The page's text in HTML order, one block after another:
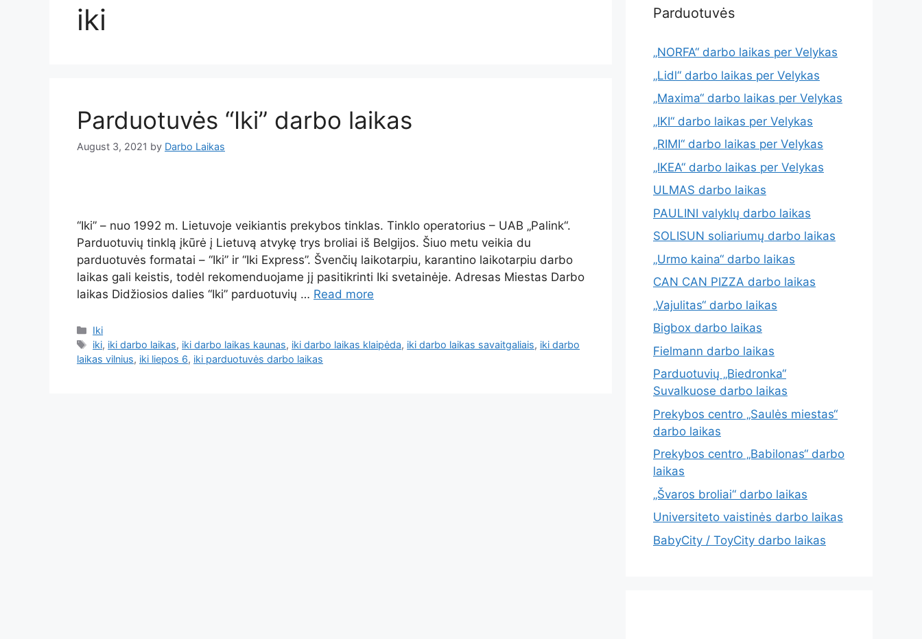
iki
Parduotuvės “Iki” darbo laikas
August 3, 2021 by Darbo Laikas
“Iki” – nuo 1992 m. Lietuvoje veikiantis prekybos tinklas. Tinklo operatorius – UAB „Palink“.
Parduotuvių tinklą įkūrė į Lietuvą atvykę trys broliai iš Belgijos. Šiuo metu veikia du
parduotuvės formatai – “Iki” ir “Iki Express”. Švenčių laikotarpiu, karantino laikotarpiu darbo
laikas gali keistis, todėl rekomenduojame jį pasitikrinti Iki svetainėje. Adresas Miestas Darbo
laikas Didžiosios dalies “Iki” parduotuvių … Read more
Iki
iki, iki darbo laikas, iki darbo laikas kaunas, iki darbo laikas klaipėda, iki darbo laikas savaitgaliais, iki darbo
laikas vilnius, iki liepos 6, iki parduotuvės darbo laikas
Parduotuvės
„NORFA“ darbo laikas per Velykas
„Lidl“ darbo laikas per Velykas
„Maxima“ darbo laikas per Velykas
„IKI“ darbo laikas per Velykas
„RIMI“ darbo laikas per Velykas
„IKEA“ darbo laikas per Velykas
ULMAS darbo laikas
PAULINI valyklų darbo laikas
SOLISUN soliariumų darbo laikas
„Urmo kaina“ darbo laikas
CAN CAN PIZZA darbo laikas
„Vajulitas“ darbo laikas
Bigbox darbo laikas
Fielmann darbo laikas
Parduotuvių „Biedronka“
Suvalkuose darbo laikas
Prekybos centro „Saulės miestas“
darbo laikas
Prekybos centro „Babilonas“ darbo
laikas
„Švaros broliai“ darbo laikas
Universiteto vaistinės darbo laikas
BabyCity / ToyCity darbo laikas